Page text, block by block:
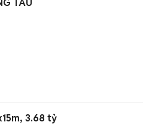
TÀU
3.68 tỷ